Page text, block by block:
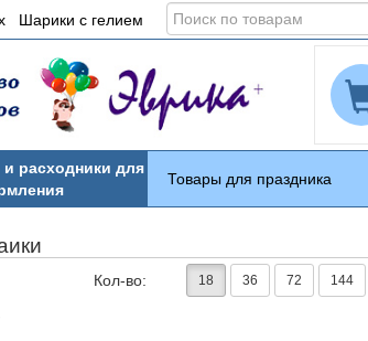
Шарики с гелием
Поиск
товарам
расходники для
Товары для праздника
Кол-во: 18 36 72 144